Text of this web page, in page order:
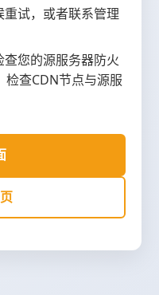
试，或者联系管理
您的源服务器防火
检查CDN节点与源服